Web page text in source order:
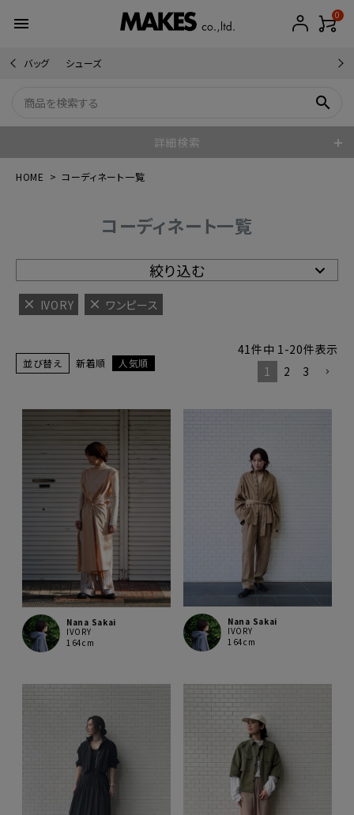
menu 0
バッグ シューズ
search
詳細検索
HOME コーディネート一覧
コーディネート一覧
絞り込む
IVORY ワンピース
並び替え 新着順 人気順
41件中 1-20件表示
1
2 3
Nana Sakai
IVORY
164cm
Nana Sakai
IVORY
164cm